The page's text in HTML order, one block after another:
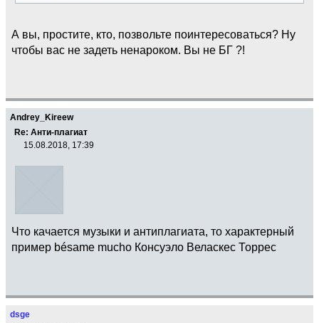
А вы, простите, кто, позвольте поинтересоваться? Ну
чтобы вас не задеть ненароком. Вы не БГ ?!
Andrey_Kireew
Re: Анти-плагиат
15.08.2018, 17:39
Что качается музыки и антиплагиата, то характерный
пример bésame mucho Консуэло Веласкес Торрес
dsge